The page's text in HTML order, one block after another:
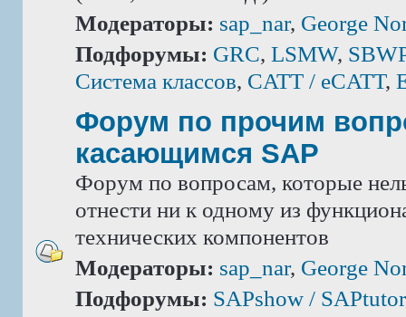
Модераторы: sap_nar, George
Подфорумы: GRC, LSMW,
Система классов, CATT / eCATT,
Форум по прочим
касающимся SAP
Форум по вопросам, которые
отнести ни к одному из
технических компонентов
Модераторы: sap_nar, George
Подфорумы: SAPshow / SAPtutor